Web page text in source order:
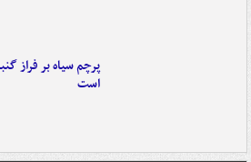
پرچم سیاه بر فراز
است